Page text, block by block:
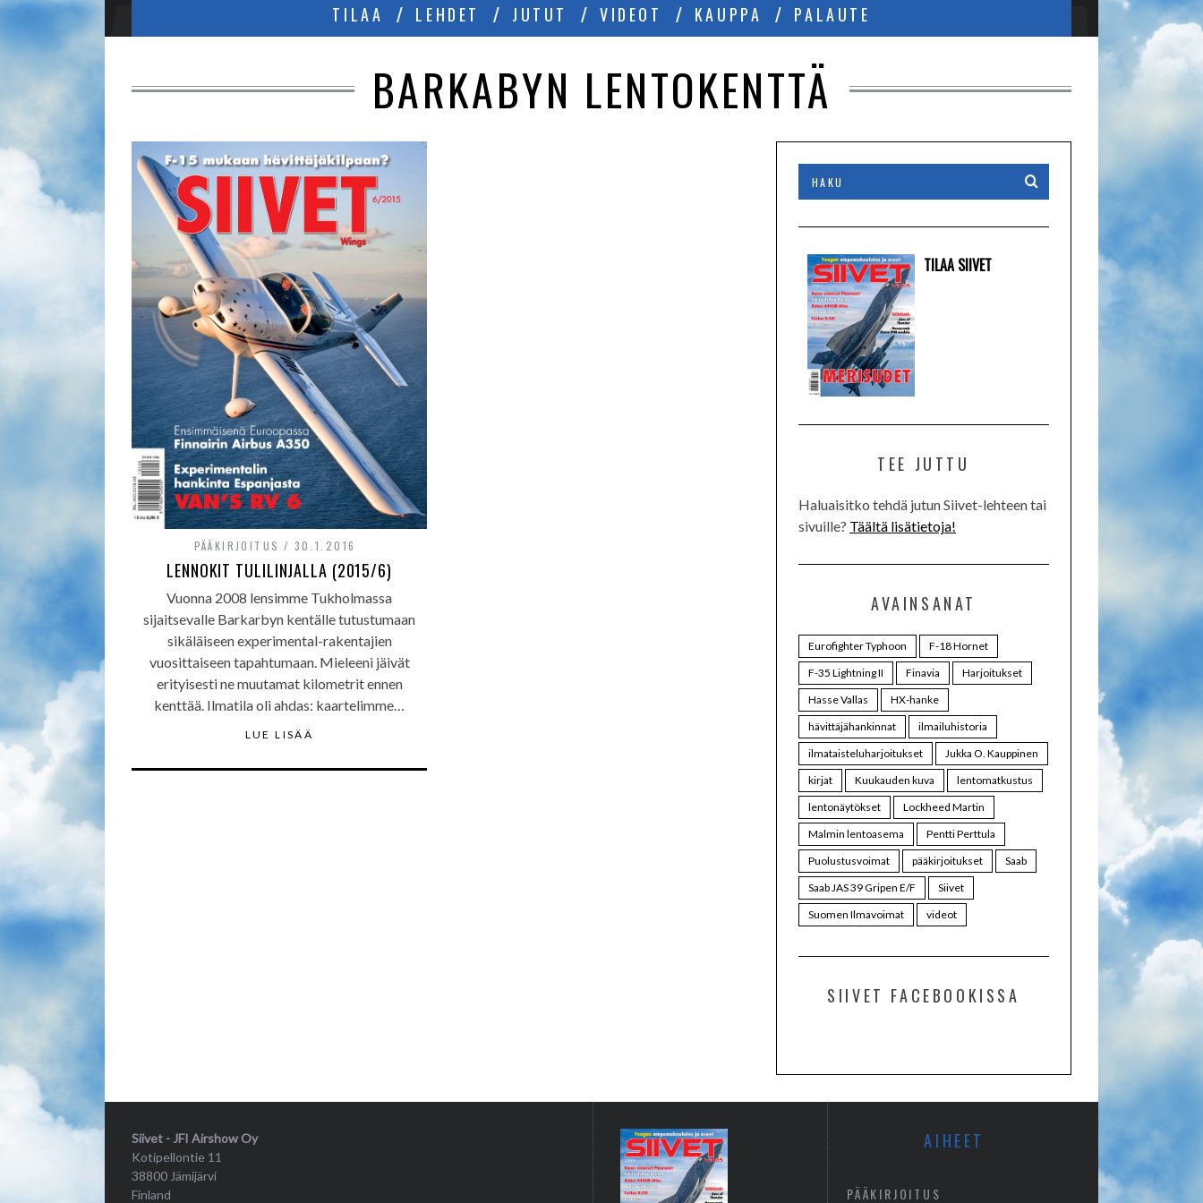
TILAA LEHDET JUTUT VIDEOT KAUPPA PALAUTE
BARKABYN LENTOKENTTÄ
PÄÄKIRJOITUS 30.1.2016
LENNOKIT TULILINJALLA (2015/6)
Vuonna 2008 lensimme Tukholmassa
sijaitsevalle Barkarbyn kentälle tutustumaan
sikäläiseen experimental-rakentajien
vuosittaiseen tapahtumaan. Mieleeni jäivät
erityisesti ne muutamat kilometrit ennen
kenttää. Ilmatila oli ahdas: kaartelimme…
LUE LISÄÄ
TILAA SIIVET
TEE JUTTU
Haluaisitko tehdä jutun Siivet-lehteen tai
sivuille? Täältä lisätietoja!
AVAINSANAT
Eurofighter Typhoon
F-18 Hornet
F-35 Lightning II
Finavia
Harjoitukset
Hasse Vallas
HX-hanke
hävittäjähankinnat
ilmailuhistoria
ilmataisteluharjoitukset
Jukka O. Kauppinen
kirjat
Kuukauden kuva
lentomatkustus
lentonäytökset
Lockheed Martin
Malmin lentoasema
Pentti Perttula
Puolustusvoimat
pääkirjoitukset
Saab
Saab JAS 39 Gripen E/F
Siivet
Suomen Ilmavoimat
videot
SIIVET FACEBOOKISSA
Siivet - JFI Airshow Oy
Kotipellontie 11
38800 Jämijärvi
Finland
AIHEET
PÄÄKIRJOITUS